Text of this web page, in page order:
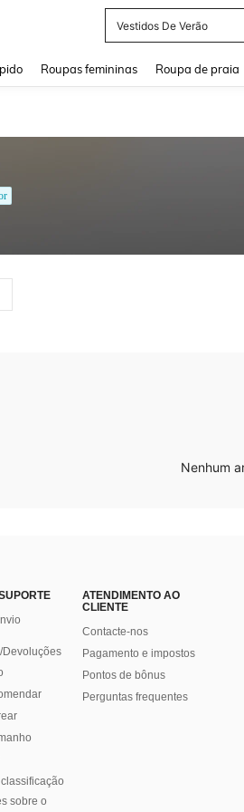
Vestidos De Verão
Roupas femininas Roupa de praia
Nenhum
Devoluções
sobre o
ATENDIMENTO AO
CLIENTE
Contacte-nos
Pagamento e impostos
Pontos de bônus
Perguntas frequentes